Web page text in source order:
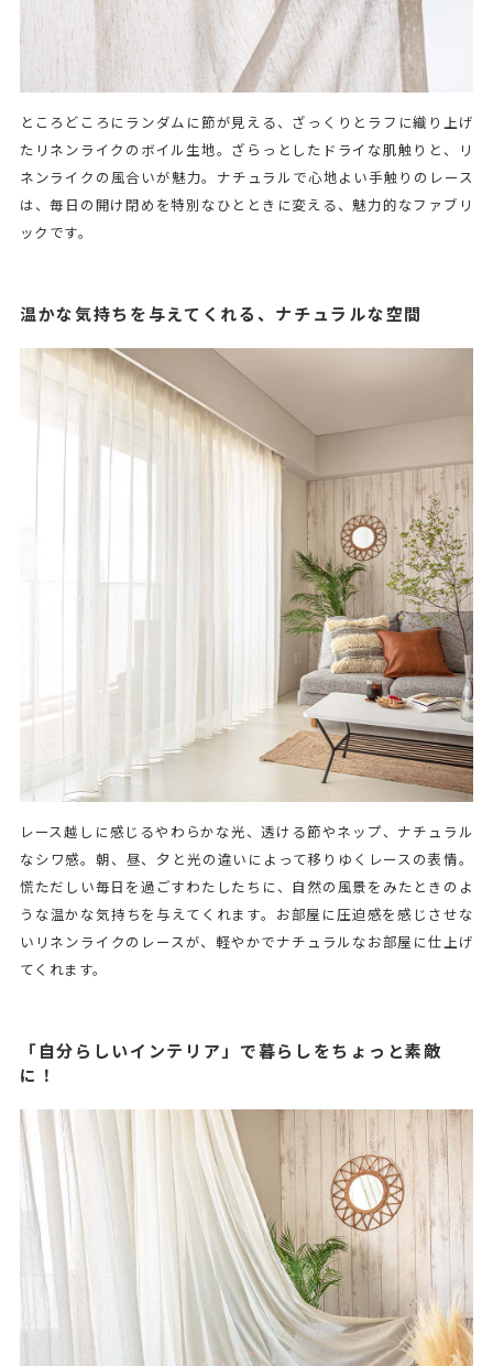
ところどころにランダムに節が見える、ざっくりとラフに織り上げ
たリネンライクのボイル生地。ざらっとしたドライな肌触りと、リ
ネンライクの風合いが魅力。ナチュラルで心地よい手触りのレース
は、毎日の開け閉めを特別なひとときに変える、魅力的なファブリ
ックです。
温かな気持ちを与えてくれる、ナチュラルな空間
レース越しに感じるやわらかな光、透ける節やネップ、ナチュラル
なシワ感。朝、昼、夕と光の違いによって移りゆくレースの表情。
慌ただしい毎日を過ごすわたしたちに、自然の風景をみたときのよ
うな温かな気持ちを与えてくれます。お部屋に圧迫感を感じさせな
いリネンライクのレースが、軽やかでナチュラルなお部屋に仕上げ
てくれます。
「自分らしいインテリア」で暮らしをちょっと素敵
に！